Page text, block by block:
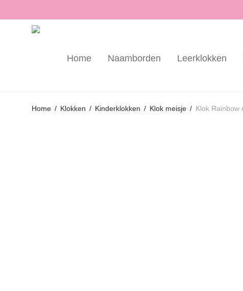
Home Naamborden Leerklokken
Home / Klokken / Kinderklokken / Klok meisje / Klok Rainbow